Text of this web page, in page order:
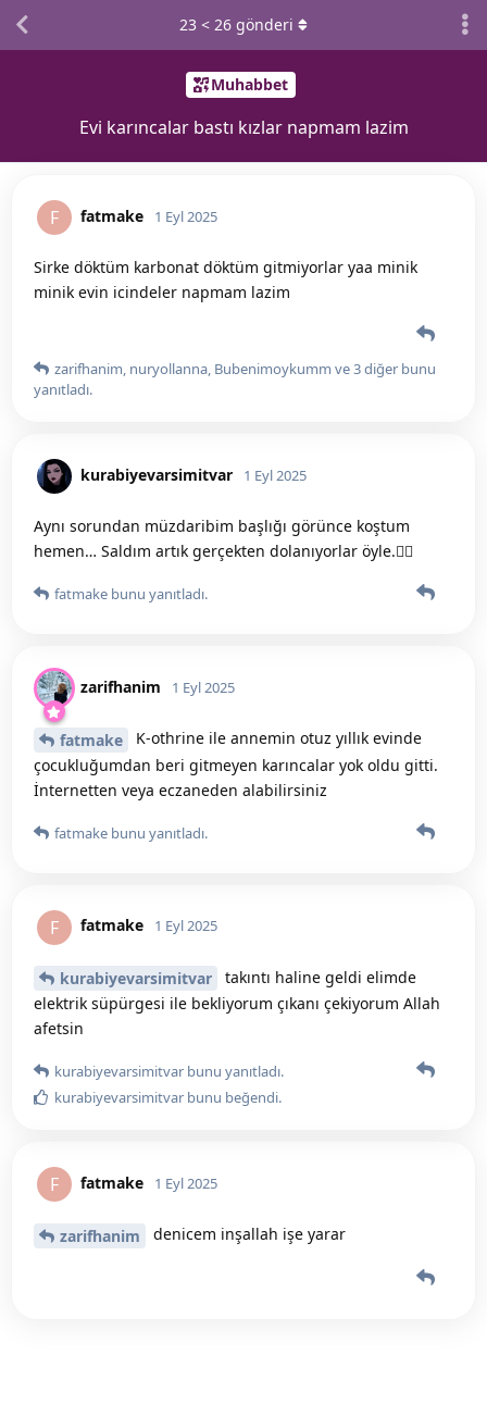
Muhabbet
Evi karıncalar bastı kızlar napmam lazim
23 < 26 gönderi
F fatmake 1 Eyl 2025
Sirke döktüm karbonat döktüm gitmiyorlar yaa minik
minik evin icindeler napmam lazim
zarifhanim, nuryollanna, Bubenimoykumm ve3diğer bunu
yanıtladı.
kurabiyevarsimitvar 1 Eyl 2025
Aynı sorundan müzdaribim başlığı görünce koştum
hemen… Saldım artık gerçekten dolanıyorlar öyle.😮‍💨
fatmake bunu yanıtladı.
zarifhanim 1 Eyl 2025
fatmake
K-othrine ile annemin otuz yıllık evinde
çocukluğumdan beri gitmeyen karıncalar yok oldu gitti.
İnternetten veya eczaneden alabilirsiniz
fatmake bunu yanıtladı.
F fatmake 1 Eyl 2025
kurabiyevarsimitvar
takıntı haline geldi elimde
elektrik süpürgesi ile bekliyorum çıkanı çekiyorum Allah
afetsin
kurabiyevarsimitvar bunu yanıtladı.
kurabiyevarsimitvar bunu beğendi.
F fatmake 1 Eyl 2025
zarifhanim denicem inşallah işe yarar